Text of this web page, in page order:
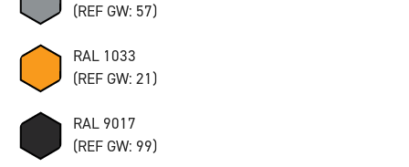
(REF GW: 57)
RAL 1033
(REF GW: 21)
RAL 9017
(REF GW: 99)